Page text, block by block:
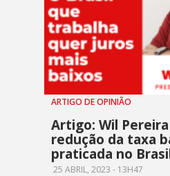
ARTIGO DE OPINIÃO
Artigo: Wil
redução da taxa
praticada no
25 ABRIL, 2023 - 13H47